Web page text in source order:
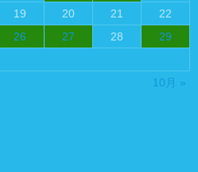
19 20 21
22
26 27 28
29
10月 »